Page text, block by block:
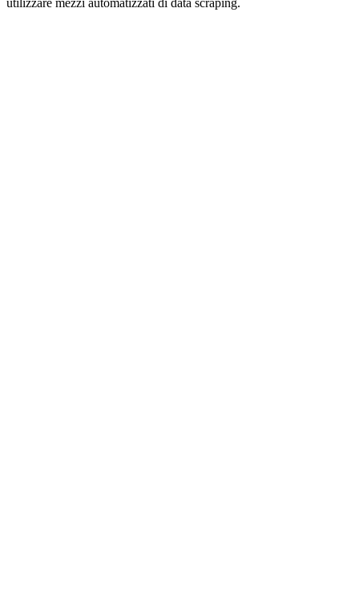
utilizzare mezzi automatizzati di data scraping.